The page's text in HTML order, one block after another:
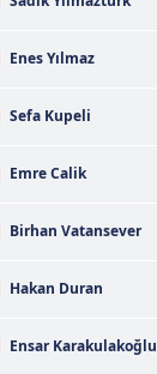
Enes Yılmaz
Sefa Kupeli
Emre Calik
Birhan Vatansever
Hakan Duran
Ensar Karakulakoğlu